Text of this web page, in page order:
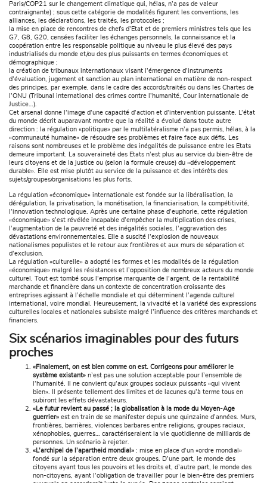
Paris/COP21 sur le changement climatique qui, hélas, n’a pas de valeur
contraignante) ; sous cette catégorie de modalités figurent les conventions, les
alliances, les déclarations, les traités, les protocoles ;
la mise en place de rencontres de chefs d’Etat et de premiers ministres tels que les
G7, G8, G20, censées faciliter les échanges personnels, la connaissance et la
coopération entre les responsable politique au niveau le plus élevé des pays
industrialisés du monde et/ou des plus puissants en termes économiques et
démographique ;
la création de tribunaux internationaux visant l’émergence d’instruments
d’évaluation, jugement et sanction au plan international en matière de non-respect
des principes, par exemple, dans le cadre des accords/traités ou dans les Chartes de
l’ONU (Tribunal international des crimes contre l’humanité, Cour internationale de
Justice…).
Cet arsenal donne l’image d’une capacité d’action et d’intervention puissante. L’état
du monde décrit auparavant montre que la réalité a évolué dans toute autre
direction : la régulation «politique» par le multilatéralisme n’a pas permis, hélas, à la
«communauté humaine» de résoudre ses problèmes et faire face aux défis. Les
raisons sont nombreuses et le problème des inégalités de puissance entre les Etats
demeure important. La souveraineté des Etats n’est plus au service du bien-être de
leurs citoyens et de la justice ou (selon la formule creuse) du «développement
durable». Elle est mise plutôt au service de la puissance et des intérêts des
sujets/groupes/organisations les plus forts.
La régulation «économique» internationale est fondée sur la libéralisation, la
dérégulation, la privatisation, la monétisation, la financiarisation, la compétitivité,
l’innovation technologique. Après une certaine phase d’euphorie, cette régulation
«économique» s’est révélée incapable d’empêcher la multiplication des crises,
l’augmentation de la pauvreté et des inégalités sociales, l’aggravation des
dévastations environnementales. Elle a suscité l’explosion de nouveaux
nationalismes populistes et le retour aux frontières et aux murs de séparation et
d’exclusion.
La régulation «culturelle» a adopté les formes et les modalités de la régulation
«économique» malgré les résistances et l’opposition de nombreux acteurs du monde
culturel. Tout est tombé sous l’emprise marquante de l’argent, de la rentabilité
marchande et financière dans un contexte de concentration croissante des
entreprises agissant à l’échelle mondiale et qui déterminent l’agenda culturel
international, voire mondial. Heureusement, la vivacité et la variété des expressions
culturelles locales et nationales subsiste malgré l’inﬂuence des critères marchands et
financiers.
Six scénarios imaginables pour des futurs
proches
«Finalement, on est bien comme on est. Corrigeons pour améliorer le
système existant» n’est pas une solution acceptable pour l’ensemble de
l’humanité. Il ne convient qu’aux groupes sociaux puissants «qui vivent
bien». Il présente tellement des limites et de lacunes qu’à terme tous en
subiront les effets dévastateurs.
«Le futur revient au passé ; la globalisation à la mode du Moyen-Age
guerrier» est en train de se manifester depuis une quinzaine d’années. Murs,
frontières, barrières, violences barbares entre religions, groupes raciaux,
xénophobies, guerres… caractériseraient la vie quotidienne de milliards de
personnes. Un scénario à rejeter.
«L’archipel de l’apartheid mondial» : mise en place d’un «ordre mondial»
fondé sur la séparation entre deux groupes. D’une part, le monde des
citoyens ayant tous les pouvoirs et les droits et, d’autre part, le monde des
non-citoyens, ayant l’obligation de travailler pour le bien-être des premiers